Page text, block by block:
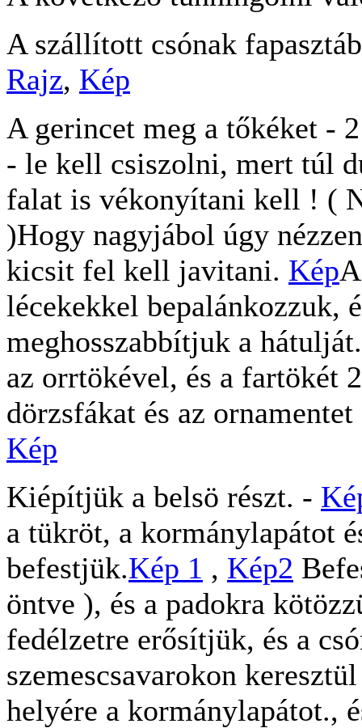
A szállított csónak
Rajz, Kép
A gerincet meg a tőkéket -
- le kell csiszolni, mert túl
falat is vékonyítani kell ! (
)Hogy nagyjábol úgy
kicsit fel kell javitani. Kép
lécekekkel bepalánkozzuk,
meghosszabbítjuk a
az orrtökével, és a fartökét
dörzsfákat és az
Kép
Kiépítjük a belsö részt. -
a tükröt, a kormánylapátot
befestjük.Kép 1 , Kép2
öntve ), és a padokra
fedélzetre erősítjük, és a
szemescsavarokon
helyére a kormánylapátot.,